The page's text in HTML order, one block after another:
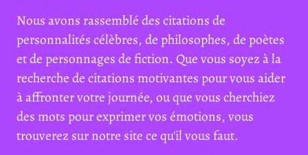
Nous avons rassemblé des citations de
personnalités célèbres, de philosophes, de poètes
et de personnages de fiction. Que vous soyez à la
recherche de citations motivantes pour vous aider
à affronter votre journée, ou que vous cherchiez
des mots pour exprimer vos émotions, vous
trouverez sur notre site ce qu'il vous faut.